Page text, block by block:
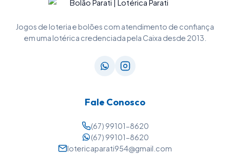
Jogos de loteria e bolões com atendimento de confiança
em uma lotérica credenciada pela Caixa desde 2013.
Fale Conosco
(67) 99101-8620
(67) 99101-8620
lotericaparati954@gmail.com